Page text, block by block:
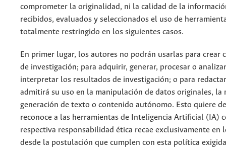
comprometer la originalidad, ni la calidad de la
recibidos, evaluados y seleccionados el uso de
totalmente restringido en los siguientes casos.
En primer lugar, los autores no podrán usarlas para crear
de investigación; para adquirir, generar, procesar o
interpretar los resultados de investigación; o para
admitirá su uso en la manipulación de datos originales, la
generación de texto o contenido autónomo. Esto quiere
reconoce a las herramientas de Inteligencia Artificial (IA)
respectiva responsabilidad ética recae exclusivamente en
desde la postulación que cumplen con esta política